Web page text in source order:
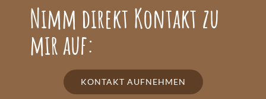
Nimm direkt Kontakt zu
mir auf:
KONTAKT AUFNEHMEN